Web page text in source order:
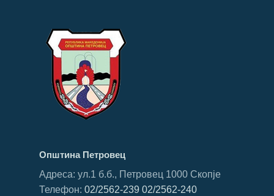
Општина Петровец
Адреса: ул.1 б.б., Петровец 1000 Скопје
Телефон: 02/2562-239 02/2562-240